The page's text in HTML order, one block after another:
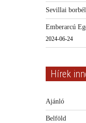
Sevillai
Emberarcú
2024-06-24
Hírek
Ajánló
Belföld